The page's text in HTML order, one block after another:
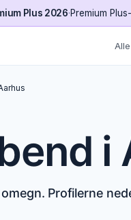
Plus 2026·Premium
i
Profilerne